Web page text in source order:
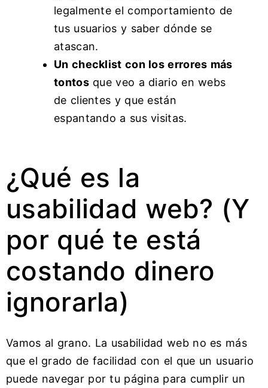
legalmente el comportamiento de
tus usuarios y saber dónde se
atascan.
Un checklist con los errores más
tontosque veo a diario en webs
de clientes y que están
espantando a sus visitas.
¿Qué es la
usabilidad web? (Y
por qué te está
costando dinero
ignorarla)
Vamos al grano. La usabilidad web no es más
que el grado de facilidad con el que un usuario
puede navegar por tu página para cumplir un